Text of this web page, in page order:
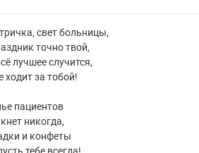
свет больницы,
точно твой,
лучшее случится,
ходит за тобой!
пациентов
никогда,
и конфеты